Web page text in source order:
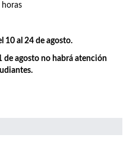
10 al 24 de agosto.
de agosto no habrá atención